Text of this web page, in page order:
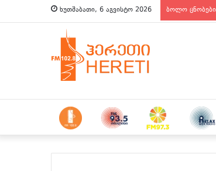
ხუთშაბათი, 6 აგვისტო 2026 ბოლო ცნობები